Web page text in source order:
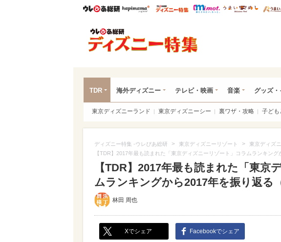
ウレぴあ総研ハピママ* ウレぴあ総研 ディズニー
mimot. うま
TDR 海外ディズニー テレビ・映画 音楽 グッズ・
東京ディズニーランド 東京ディズニーシー 裏ワザ・攻略 子ども
ディズニー特集 -ウレぴあ総研 > 東京ディズニーリゾート > 東京ディズ
【TDR】2017年最も読まれた「東京ディズニーリゾート」コラムランキング
【TDR】2017年最も読まれた「東京
ムランキングから2017年を振り返る
林田 周也
Xでシェア Facebookでシェア